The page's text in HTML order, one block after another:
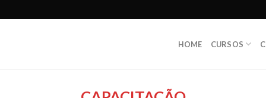
HOME CURSOS